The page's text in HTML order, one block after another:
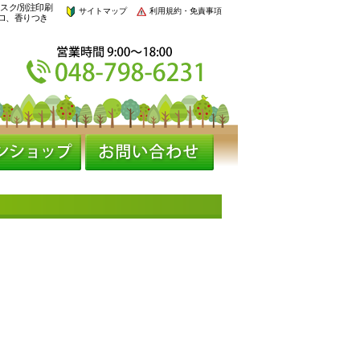
ク/別注印刷
、香りつき
利用規約・免責事項
サイトマップ